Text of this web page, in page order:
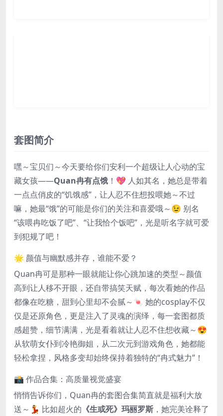
套图简介
嘿～宝贝们～今天要给你们安利一个超级让人心动的宝
藏女孩——Quan冉有点饿 ！💖 人如其名，她总是带着
一点点俏皮的“饥饿感”，让人忍不住想投喂她～不过
嘛，她最“饿”的可能是你们的关注和喜爱哦～😉 别名
“该喂冉吃饭了吧”、“让我恰个饭吧”，光是听名字就可爱
到犯规了吧！
🌟 颜值与幽默感并存，谁能不爱？
Quan冉可是那种一眼就能让你心跳加速的类型～颜值
高到让人移不开眼，还自带搞笑天赋，每次看她的作品
都像在吃糖，甜到心里却不会腻～🍬 她的cosplay不仅
仅是还原角色，更是注入了灵魂的演绎，每一套图都质
感超赞，细节满满，光是看着就让人忍不住想收藏～😍
从软萌女仆到冷艳御姐，从二次元到游戏角色，她都能
轻松拿捏，风格多变却始终保持着独特的“冉式魅力”！
📸 作品合集：高质量视觉盛宴
悄悄告诉你们，Quan冉的套图合集简直就是福利大放
送～💃 比如超火的 《生或死》玛丽罗斯 ，她完美诠释了